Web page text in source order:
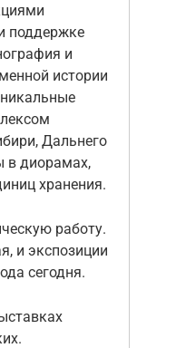
поддержке
и
истории
Дальнего
в диорамах,
хранения.
работу.
и экспозиции
сегодня.